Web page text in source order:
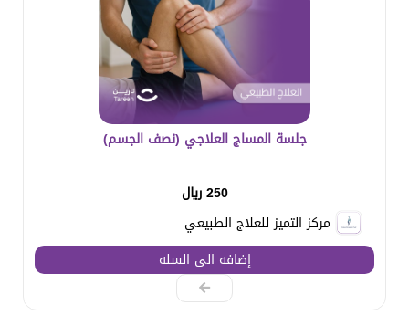
جلسة المساج العلاجي (نصف الجسم)
250 ريال
مركز التميز للعلاج الطبيعي
إضافه الى السله